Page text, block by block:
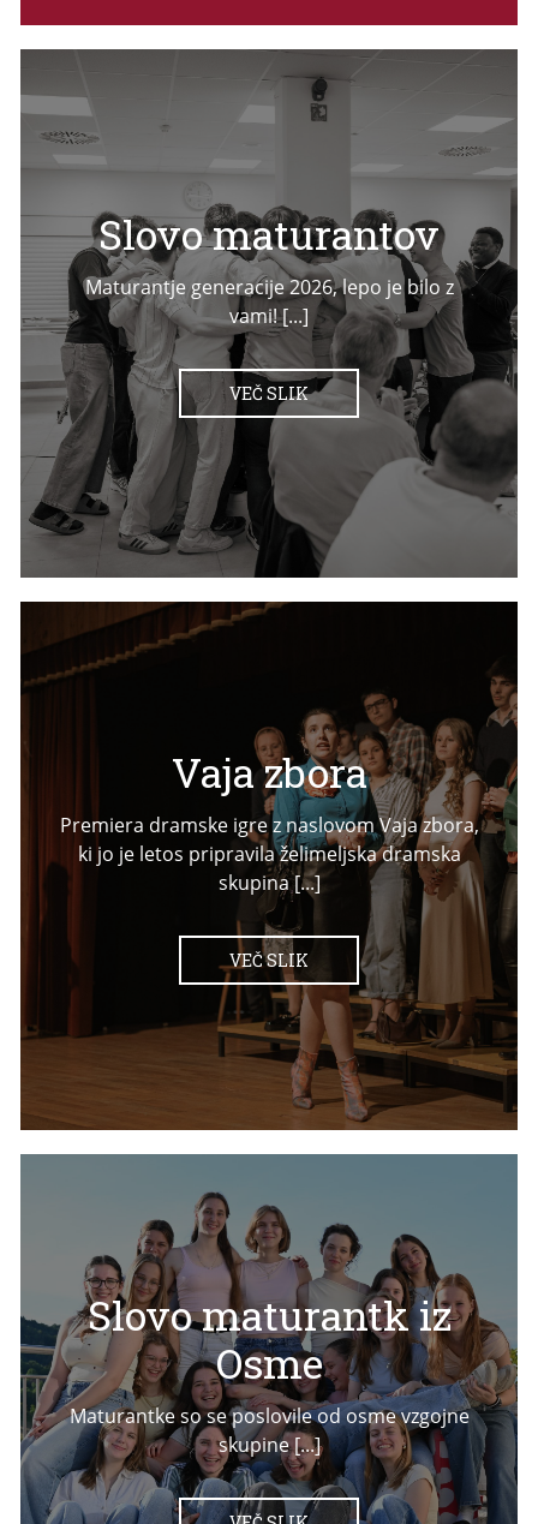
Slovo maturantov
Maturantje generacije 2026, lepo je bilo z
vami! [...]
VEČ SLIK
Vaja zbora
Premiera dramske igre z naslovom Vaja zbora,
ki jo je letos pripravila želimeljska dramska
skupina [...]
VEČ SLIK
Slovo maturantk iz
Osme
Maturantke so se poslovile od osme vzgojne
skupine [...]